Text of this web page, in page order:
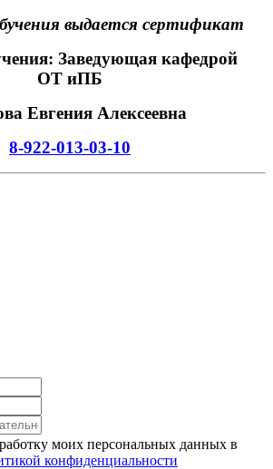
выдается сертификат
Заведующая кафедрой
ОТ иПБ
Евгения Алексеевна
8-922-013-03-10
моих персональных данных в
конфиденциальности